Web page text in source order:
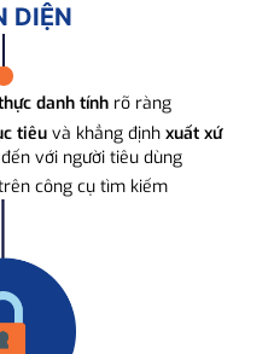
DIỆN
danh tính rõ ràng
tiêuvà khẳng định xuất xứ
với người tiêu dùng
công cụ tìm kiếm